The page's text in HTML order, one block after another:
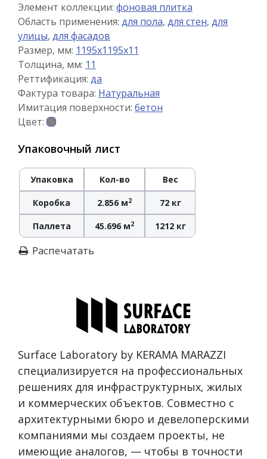
Элемент коллекции: фоновая плитка
Область применения: для пола, для стен, для
улицы, для фасадов
Размер, мм: 1195x1195x11
Толщина, мм: 11
Реттификация: да
Фактура товара: Натуральная
Имитация поверхности: бетон
Цвет:
Упаковочный лист
Упаковка Кол-во Вес
Коробка 2.856 м2 72 кг
Паллета 45.696 м2 1212 кг
Распечатать
Surface Laboratory by KERAMA MARAZZI
специализируется на профессиональных
решениях для инфраструктурных, жилых
и коммерческих объектов. Совместно с
архитектурными бюро и девелоперскими
компаниями мы создаем проекты, не
имеющие аналогов, — чтобы в точности